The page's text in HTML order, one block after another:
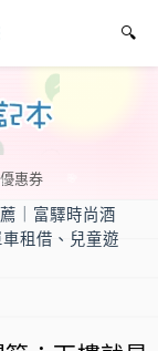
惠券
｜富驛時尚酒
租借、兒童遊